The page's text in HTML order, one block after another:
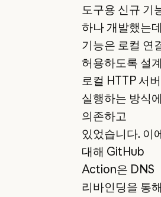
도구용 신규 기
하나 개발했는
기능은 로컬 연
허용하도록 설
로컬 HTTP 서
실행하는 방식에
의존하고
있었습니다. 이
대해 GitHub
Action은 DNS
리바인딩을 통해